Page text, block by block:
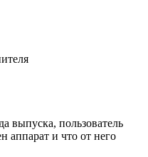
выпуска, пользователь
аппарат и что от него